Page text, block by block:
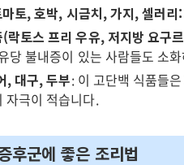
토, 호박, 시금치, 가지, 셀러리:
락토스 프리 우유, 저지방 요구
당 불내증이 있는 사람들도 소
, 대구, 두부: 이 고단백 식품들
자극이 적습니다.
후군에 좋은 조리법